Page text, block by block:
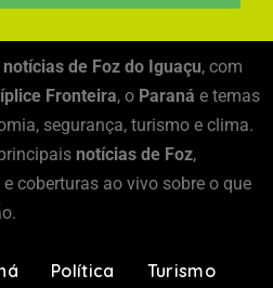
notícias de Foz do Iguaçu, com
Fronteira, o Paraná e temas
segurança, turismo e clima.
notícias de Foz,
coberturas ao vivo sobre o que
Política Turismo